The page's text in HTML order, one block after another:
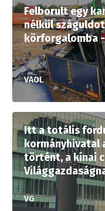
Felborult egy
nélkül
körforgalomba
VAOL
Itt a totális
kormányhivatal
történt, a kínai
VG